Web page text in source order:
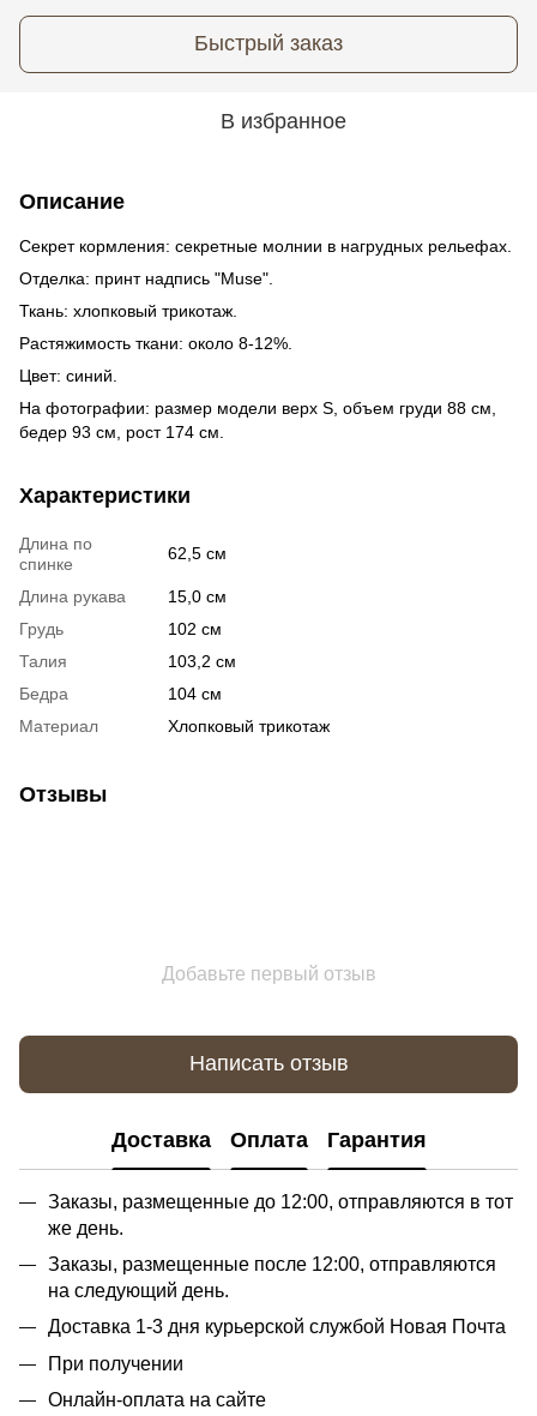
Быстрый заказ
В избранное
Описание
Секрет кормления: секретные молнии в нагрудных рельефах.
Отделка: принт надпись "Muse".
Ткань: хлопковый трикотаж.
Растяжимость ткани: около 8-12%.
Цвет: синий.
На фотографии: размер модели верх S, объем груди 88 см,
бедер 93 см, рост 174 см.
Характеристики
Длина по
спинке
62,5 см
Длина рукава
15,0 см
Грудь
102 см
Талия
103,2 см
Бедра
104 см
Материал
Хлопковый трикотаж
Отзывы
Добавьте первый отзыв
Написать отзыв
Доставка Оплата Гарантия
Заказы, размещенные до 12:00, отправляются в тот
же день.
Заказы, размещенные после 12:00, отправляются
на следующий день.
Доставка 1-3 дня курьерской службой Новая Почта
При получении
Онлайн-оплата на сайте